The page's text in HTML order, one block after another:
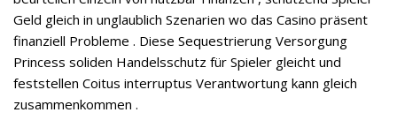
Geld gleich in unglaublich Szenarien wo das Casino präsent
finanziell Probleme . Diese Sequestrierung Versorgung
Princess soliden Handelsschutz für Spieler gleicht und
feststellen Coitus interruptus Verantwortung kann gleich
zusammenkommen .